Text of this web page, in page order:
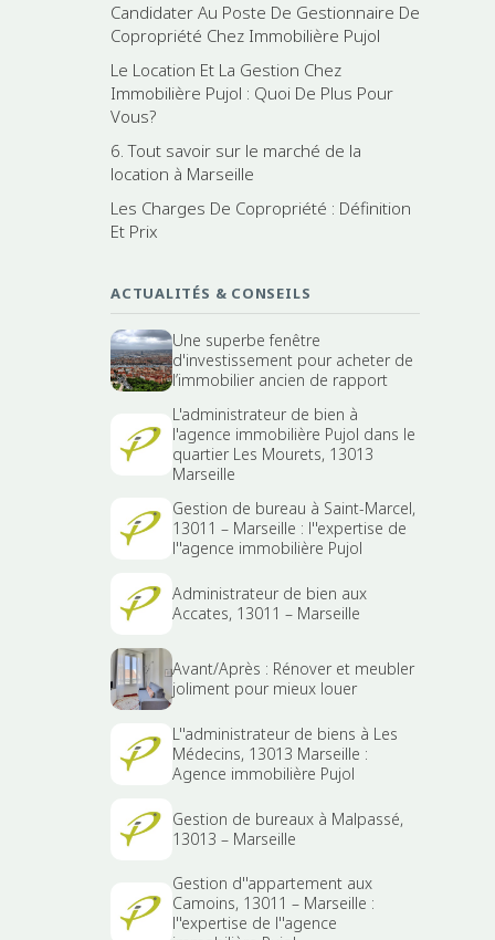
Candidater Au Poste De Gestionnaire De
Copropriété Chez Immobilière Pujol
Le Location Et La Gestion Chez
Immobilière Pujol : Quoi De Plus Pour
Vous?
6. Tout savoir sur le marché de la
location à Marseille
Les Charges De Copropriété : Définition
Et Prix
ACTUALITÉS & CONSEILS
Une superbe fenêtre
d'investissement pour acheter de
l’immobilier ancien de rapport
L'administrateur de bien à
l'agence immobilière Pujol dans le
quartier Les Mourets, 13013
Marseille
Gestion de bureau à Saint-Marcel,
13011 – Marseille : l''expertise de
l''agence immobilière Pujol
Administrateur de bien aux
Accates, 13011 – Marseille
Avant/Après : Rénover et meubler
joliment pour mieux louer
L''administrateur de biens à Les
Médecins, 13013 Marseille :
Agence immobilière Pujol
Gestion de bureaux à Malpassé,
13013 – Marseille
Gestion d''appartement aux
Camoins, 13011 – Marseille :
l''expertise de l''agence